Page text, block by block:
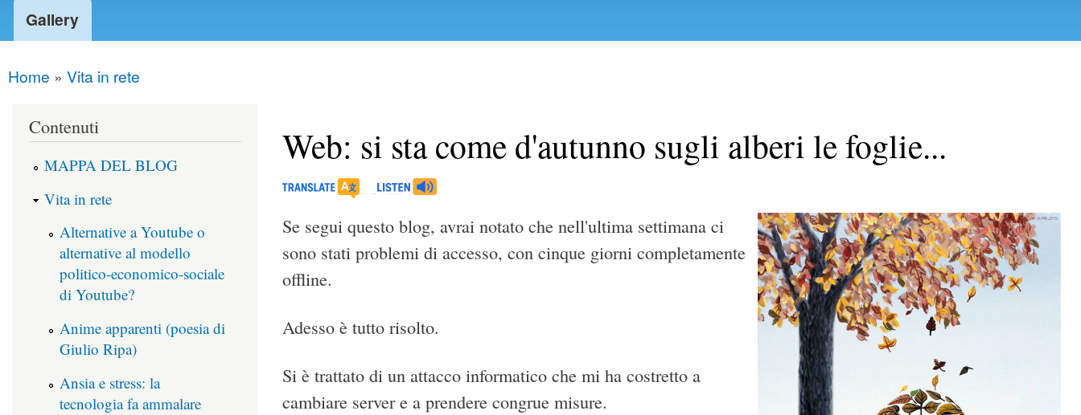
Gallery
You are here
Home » Vita in rete
Web: si sta come d'autunno sugli alberi le foglie...
Se segui questo blog, avrai notato che nell'ultima settimana ci
sono stati problemi di accesso, con cinque giorni completamente
offline.
Adesso è tutto risolto.
Si è trattato di un attacco informatico che mi ha costretto a
cambiare server e a prendere congrue misure.
Contenuti
MAPPA DEL BLOG
Vita in rete
Alternative a Youtube o
alternative al modello
politico-economico-sociale
di Youtube?
Anime apparenti (poesia di
Giulio Ripa)
Ansia e stress: la
tecnologia fa ammalare